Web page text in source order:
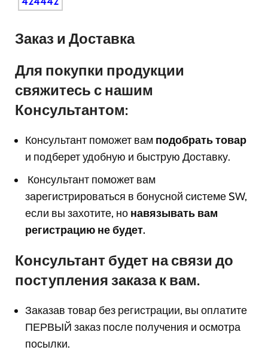
Заказ и Доставка
Для покупки продукции
свяжитесь с нашим
Консультантом:
Консультант поможет вам подобрать товар
и подберет удобную и быструю Доставку.
Консультант поможет вам
зарегистрироваться в бонусной системе SW,
если вы захотите, но навязывать вам
регистрацию не будет.
Консультант будет на связи до
поступления заказа к вам.
Заказав товар без регистрации, вы оплатите
ПЕРВЫЙ заказ после получения и осмотра
посылки.